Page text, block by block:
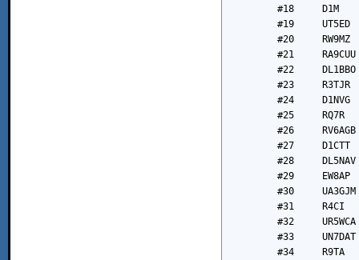
	#18	D1M		#59	EW8DU		#100	R4SBD
	#19	UT5ED		#60	RC0JD		#101	R3KJF
	#20	RW9MZ		#61	R3KEE		#102	RU3BF
	#21	RA9CUU		#62	DH6BH		#103	RX6ACJ
	#22	DL1BBO		#63	RD7P		#104	R4PEP
	#23	R3TJR		#64	RK9UM		#105	UR4MLS
	#24	D1NVG		#65	R3KCW		#106	UN7LEW
	#25	RQ7R		#66	YD2UFR		#107	GI5KSO
	#26	RV6AGB		#67	YL3NU		#108	RW6AVK
	#27	D1CTT		#68	RW6AB		#109	RD4AAK
	#28	DL5NAV		#69	RU3OZ		#110	OM3CND
	#29	EW8AP		#70	F4GVO		#111	VU2KPH
	#30	UA3GJM		#71	BG8GAM		#112	RA4PIS
	#31	R4CI		#72	LW5DD		#113	UA3IHJ
	#32	UR5WCA		#73	R3KAB		#114	UA0TP
	#33	UN7DAT		#74	RZ6L		#115	R6KEE
	#34	R9TA		#75	R8CEG		#116	R9SH